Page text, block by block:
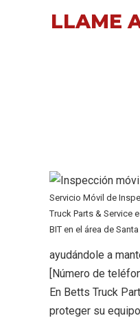
LLAME
Servicio Móvil de
Truck Parts & Service
BIT en el área de
ayudándole a
[Número de
En Betts Truck
proteger su